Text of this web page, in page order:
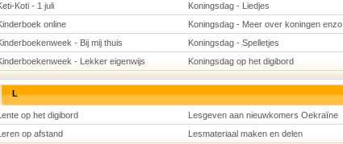
Koti - 1 juli
Koningsdag - Liedjes
online
Koningsdag - Meer over koningen enzo
- Bij mij thuis
Koningsdag - Spelletjes
- Lekker eigenwijs
Koningsdag op het digibord
L
op het digibord Lesgeven aan nieuwkomers Oekraïne
op afstand
Lesmateriaal maken en delen